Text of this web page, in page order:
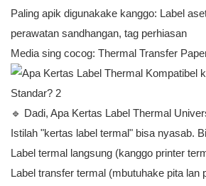
Paling apik digunakake kanggo: Label
perawatan sandhangan, tag perhiasan
Media sing cocog: Thermal Transfer
🔹 Dadi, Apa Kertas Label Thermal
Istilah "kertas label termal" bisa nyasab.
Label termal langsung (kanggo printer
Label transfer termal (mbutuhake pita lan